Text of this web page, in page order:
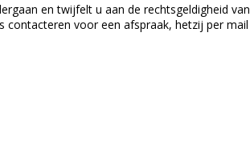
en twijfelt u aan de rechtsgeldigheid
voor een afspraak, hetzij per